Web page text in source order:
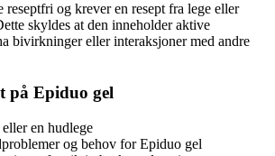
og krever en resept fra lege eller
skyldes at den inneholder aktive
bivirkninger eller interaksjoner med andre
på Epiduo gel
en hudlege
og behov for Epiduo gel